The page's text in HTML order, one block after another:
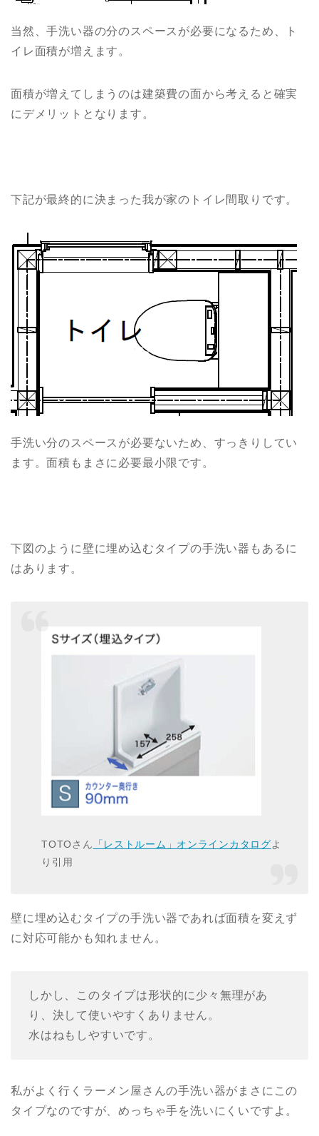
当然、手洗い器の分のスペースが必要になるため、ト
イレ面積が増えます。
面積が増えてしまうのは建築費の面から考えると確実
にデメリットとなります。
下記が最終的に決まった我が家のトイレ間取りです。
手洗い分のスペースが必要ないため、すっきりしてい
ます。面積もまさに必要最小限です。
下図のように壁に埋め込むタイプの手洗い器もあるに
はあります。
TOTOさん 「レストルーム」オンラインカタログよ
り引用
壁に埋め込むタイプの手洗い器であれば面積を変えず
に対応可能かも知れません。
しかし、このタイプは形状的に少々無理があ
り、決して使いやすくありません。
水はねもしやすいです。
私がよく行くラーメン屋さんの手洗い器がまさにこの
タイプなのですが、めっちゃ手を洗いにくいですよ。